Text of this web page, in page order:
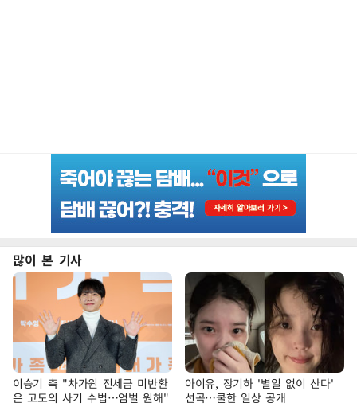
많이 본 기사
이승기 측 "차가원 전세금 미반환
은 고도의 사기 수법…엄벌 원해"
아이유, 장기하 '별일 없이 산다'
선곡…쿨한 일상 공개